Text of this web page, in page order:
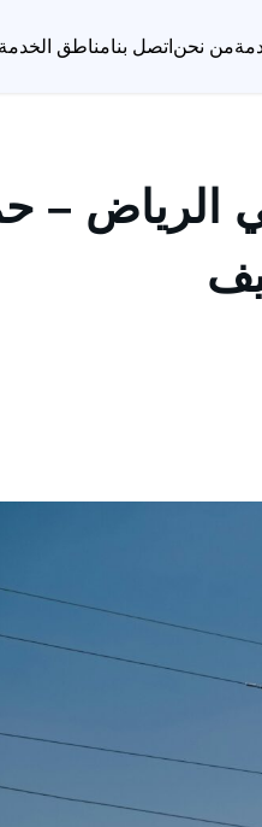
من نحن اتصل بنامناطق الخدمة
الرياض –